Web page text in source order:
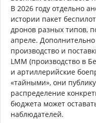
В 2026 году отдельно
истории пакет
дронов разных типов,
апреле.
производство и
LMM (производство в
и артиллерийские
«тайными», они
распределение
бюджета может
наблюдателей.